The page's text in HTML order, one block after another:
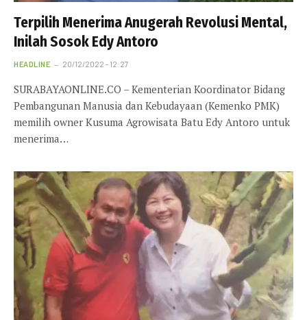
Terpilih Menerima Anugerah Revolusi Mental,
Inilah Sosok Edy Antoro
HEADLINE 20/12/2022 - 12:27
SURABAYAONLINE.CO – Kementerian Koordinator Bidang
Pembangunan Manusia dan Kebudayaan (Kemenko PMK)
memilih owner Kusuma Agrowisata Batu Edy Antoro untuk
menerima…